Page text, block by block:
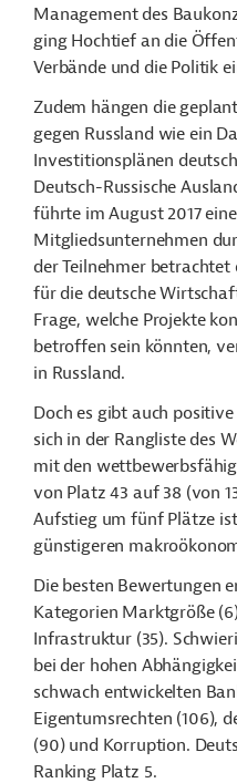
Management des
ging Hochtief an die
Verbände und die Politik
Zudem hängen die
gegen Russland wie ein
Investitionsplänen
Deutsch-Russische
führte im August 2017
Mitgliedsunternehmen
der Teilnehmer
für die deutsche
Frage, welche Projekte
betroffen sein könnten,
in Russland.
Doch es gibt auch
sich in der Rangliste des
mit den
von Platz 43 auf 38 (von
Aufstieg um fünf Plätze
günstigeren
Die besten Bewertungen
Kategorien Marktgröße
Infrastruktur (35).
bei der hohen
schwach entwickelten
Eigentumsrechten (106),
(90) und Korruption.
Ranking Platz 5.